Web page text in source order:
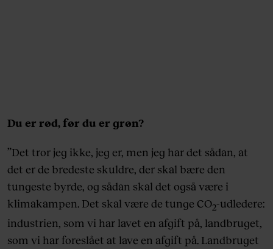
Du er rød, før du er grøn?
”Det tror jeg ikke, jeg er, men jeg har det sådan, at
det er de bredeste skuldre, der skal bære den
tungeste byrde, og sådan skal det også være i
klimakampen. Det skal være de tunge CO2-udledere:
industrien, som vi har lavet en afgift på, landbruget,
som vi har foreslået at lave en afgift på. Landbruget